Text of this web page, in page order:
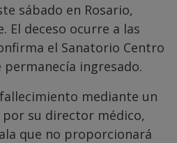
sábado en Rosario,
El deceso ocurre a las
el Sanatorio Centro
permanecía ingresado.
mediante un
su director médico,
que no proporcionará